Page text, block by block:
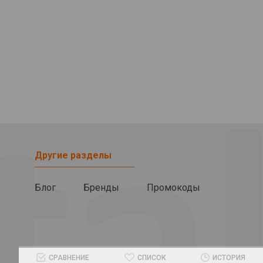
Другие разделы
Блог Бренды Промокоды
СРАВНЕНИЕ СПИСОК ИСТОРИЯ